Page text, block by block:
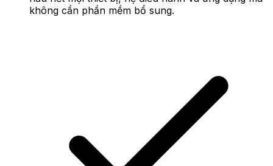
không cần phần mềm bổ sung.